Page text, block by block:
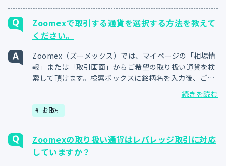
Zoomexで取引する通貨を選択する方法を教えて
ください。
Zoomex（ズーメックス）では、マイページの「相場情
報」または「取引画面」からご希望の取り扱い通貨を検
索して頂けます。検索ボックスに銘柄名を入力後、ご希
望の銘柄を選択すると取引画面が表示されます。
Zoomexアプリをご利用の場合も、トップ画面上部から
ご希望の銘柄を検索することが可能です。
続きを読む
お取引
Zoomexの取り扱い通貨はレバレッジ取引に対応
していますか？